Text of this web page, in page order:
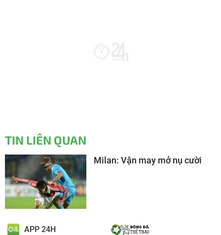
TIN LIÊN QUAN
Milan: Vận may mở nụ cười
APP 24H